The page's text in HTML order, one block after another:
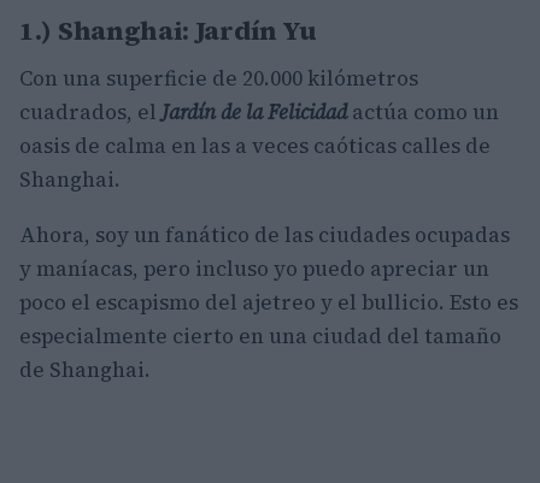
1.) Shanghai: Jardín Yu
Con una superficie de 20.000 kilómetros
cuadrados, elJardín de la Felicidadactúa como un
oasis de calma en las a veces caóticas calles de
Shanghai.
Ahora, soy un fanático de las ciudades ocupadas
y maníacas, pero incluso yo puedo apreciar un
poco el escapismo del ajetreo y el bullicio. Esto es
especialmente cierto en una ciudad del tamaño
de Shanghai.